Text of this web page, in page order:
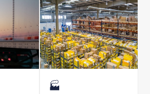
🏭